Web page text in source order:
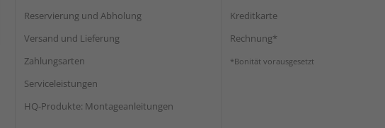
Reservierung und Abholung
Versand und Lieferung
Zahlungsarten
Serviceleistungen
HQ-Produkte: Montageanleitungen
Kreditkarte
Rechnung*
*Bonität vorausgesetzt